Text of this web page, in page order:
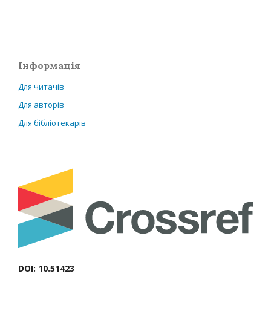
Інформація
Для читачів
Для авторів
Для бібліотекарів
DOI: 10.51423